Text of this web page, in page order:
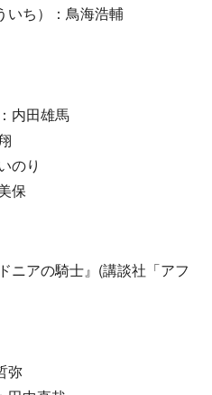
いち）：鳥海浩輔
内田雄馬
のり
保
ニアの騎士』(講談社「アフ
弥